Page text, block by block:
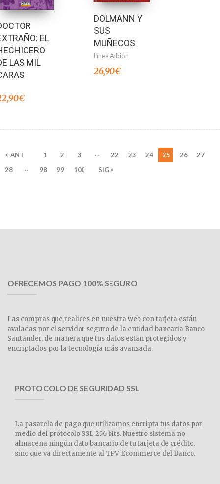
EL
LAS MIL
€
DOLMANN Y
SUS
MUÑECOS
Línea Albion
26,90€
< ANT 1 2 3 … 22 23 24 25 26
27
28
… 98 99 100 SIG >
OFRECEMOS PAGO 100% SEGURO
Las compras que realices en nuestra web con tarjeta están
avaladas por el servidor seguro de la entidad bancaria Banco
Santander, de manera que tus datos están protegidos y
encriptados por la tecnología más avanzada.
PROTOCOLO DE SEGURIDAD SSL
La pasarela de pago que utilizamos encripta tus datos por
medio del protocolo SSL 256 bits. Nuestro sistema no
almacena ningún dato bancario de tu tarjeta de crédito,
sino que va directamente al TPV Ecommerce del Banco.